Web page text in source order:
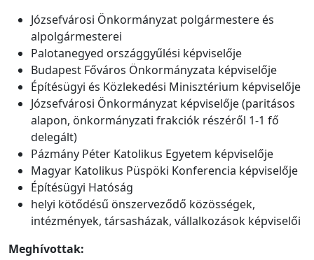
Józsefvárosi Önkormányzat polgármestere és
alpolgármesterei
Palotanegyed országgyűlési képviselője
Budapest Főváros Önkormányzata képviselője
Építésügyi és Közlekedési Minisztérium képviselője
Józsefvárosi Önkormányzat képviselője (paritásos
alapon, önkormányzati frakciók részéről 1-1 fő
delegált)
Pázmány Péter Katolikus Egyetem képviselője
Magyar Katolikus Püspöki Konferencia képviselője
Építésügyi Hatóság
helyi kötődésű önszerveződő közösségek,
intézmények, társasházak, vállalkozások képviselői
Meghívottak: